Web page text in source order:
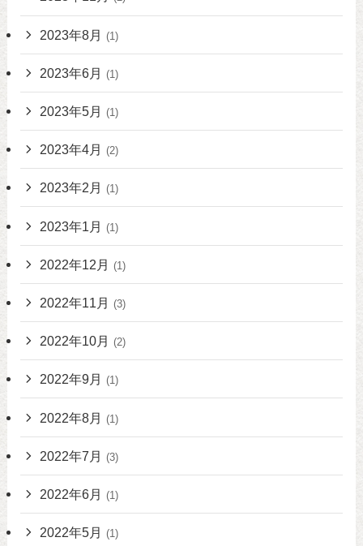
2023年8月 (1)
2023年6月 (1)
2023年5月 (1)
2023年4月 (2)
2023年2月 (1)
2023年1月 (1)
2022年12月 (1)
2022年11月 (3)
2022年10月 (2)
2022年9月 (1)
2022年8月 (1)
2022年7月 (3)
2022年6月 (1)
2022年5月 (1)